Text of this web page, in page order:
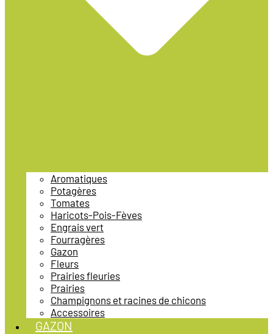
Aromatiques
Potagères
Tomates
Haricots-Pois-Fèves
Engrais vert
Fourragères
Gazon
Fleurs
Prairies fleuries
Prairies
Champignons et racines de chicons
Accessoires
GAZON